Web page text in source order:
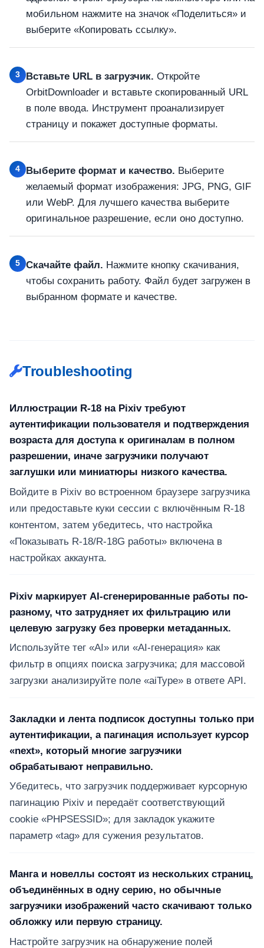
мобильном нажмите на значок «Поделиться» и
выберите «Копировать ссылку».
3 Вставьте URL в загрузчик. Откройте
OrbitDownloader и вставьте скопированный URL
в поле ввода. Инструмент проанализирует
страницу и покажет доступные форматы.
4 Выберите формат и качество. Выберите
желаемый формат изображения: JPG, PNG, GIF
или WebP. Для лучшего качества выберите
оригинальное разрешение, если оно доступно.
5 Скачайте файл. Нажмите кнопку скачивания,
чтобы сохранить работу. Файл будет загружен в
выбранном формате и качестве.
Troubleshooting
Иллюстрации R-18 на Pixiv требуют
аутентификации пользователя и подтверждения
возраста для доступа к оригиналам в полном
разрешении, иначе загрузчики получают
заглушки или миниатюры низкого качества.
Войдите в Pixiv во встроенном браузере загрузчика
или предоставьте куки сессии с включённым R-18
контентом, затем убедитесь, что настройка
«Показывать R-18/R-18G работы» включена в
настройках аккаунта.
Pixiv маркирует AI-сгенерированные работы по-
разному, что затрудняет их фильтрацию или
целевую загрузку без проверки метаданных.
Используйте тег «AI» или «AI-генерация» как
фильтр в опциях поиска загрузчика; для массовой
загрузки анализируйте поле «aiType» в ответе API.
Закладки и лента подписок доступны только при
аутентификации, а пагинация использует курсор
«next», который многие загрузчики
обрабатывают неправильно.
Убедитесь, что загрузчик поддерживает курсорную
пагинацию Pixiv и передаёт соответствующий
cookie «PHPSESSID»; для закладок укажите
параметр «tag» для сужения результатов.
Манга и новеллы состоят из нескольких страниц,
объединённых в одну серию, но обычные
загрузчики изображений часто скачивают только
обложку или первую страницу.
Настройте загрузчик на обнаружение полей